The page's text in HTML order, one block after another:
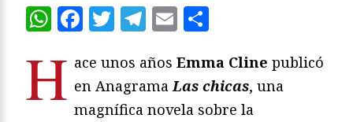
WhatsApp
Facebook
Twitter
Telegram
Email
H ace unos años Emma Cline publicó
en Anagrama Las chicas, una
magnífica novela sobre la